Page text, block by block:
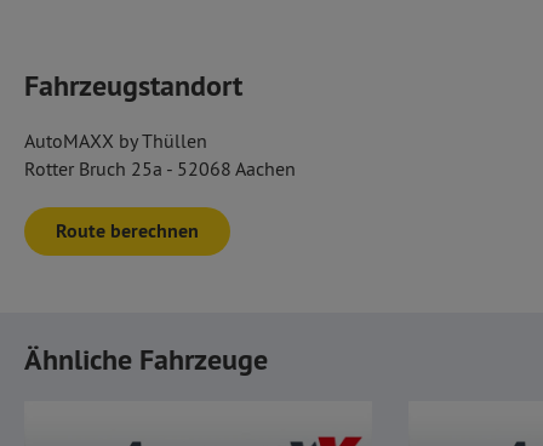
Fahrzeugstandort
AutoMAXX by Thüllen
Rotter Bruch 25a - 52068 Aachen
Route berechnen
Ähnliche Fahrzeuge